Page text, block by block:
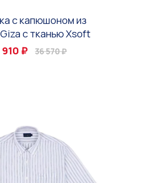
с капюшоном из
с тканью Xsoft
910 ₽
36 570 ₽